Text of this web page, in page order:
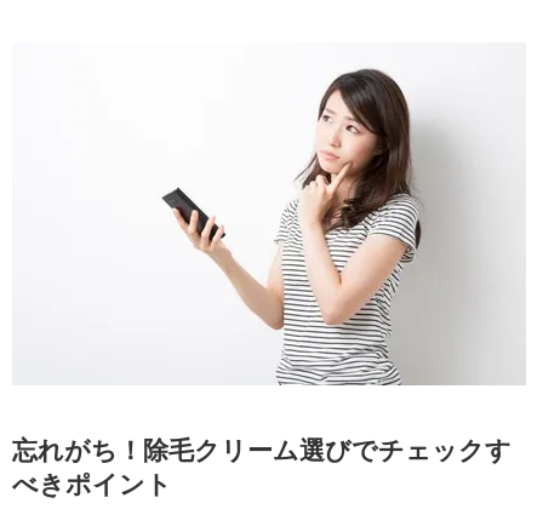
忘れがち！除毛クリーム選びでチェックす
べきポイント